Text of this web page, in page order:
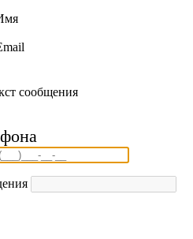
сообщения